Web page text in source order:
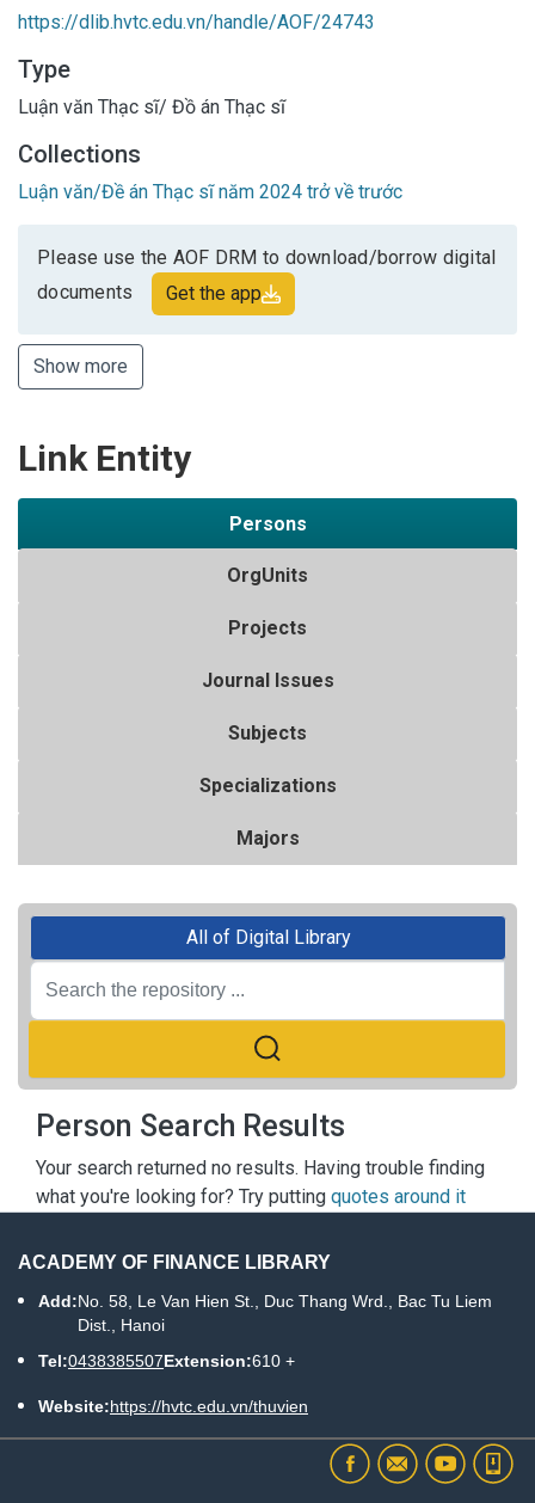
https://dlib.hvtc.edu.vn/handle/AOF/24743
Type
Luận văn Thạc sĩ/ Đồ án Thạc sĩ
Collections
Luận văn/Đề án Thạc sĩ năm 2024 trở về trước
Please use the AOF DRM to download/borrow digital
documents
Get the app
Show more
Link Entity
Persons
OrgUnits
Projects
Journal Issues
Subjects
Specializations
Majors
All of Digital Library
Person Search Results
Your search returned no results. Having trouble finding
what you're looking for? Try putting quotes around it
ACADEMY OF FINANCE LIBRARY
Add:No. 58, Le Van Hien St., Duc Thang Wrd., Bac Tu Liem
Dist., Hanoi
Tel:0438385507Extension:610 +
Website:https://hvtc.edu.vn/thuvien